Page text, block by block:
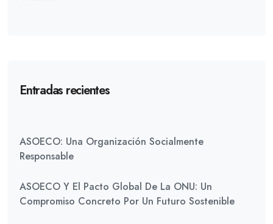
Entradas recientes
ASOECO: Una Organización Socialmente
Responsable
ASOECO Y El Pacto Global De La ONU: Un
Compromiso Concreto Por Un Futuro Sostenible